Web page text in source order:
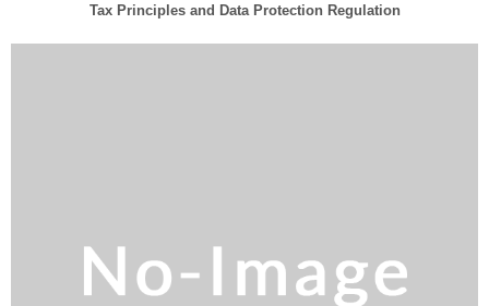
Tax Principles and Data Protection Regulation